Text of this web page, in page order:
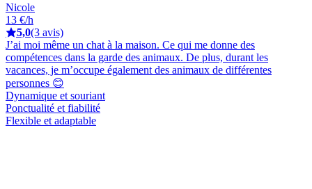
Nicole
13 €/h
5,0(3 avis)
J’ai moi même un chat à la maison. Ce qui me donne des
compétences dans la garde des animaux. De plus, durant les
vacances, je m’occupe également des animaux de différentes
personnes 😊
Dynamique et souriant
Ponctualité et fiabilité
Flexible et adaptable